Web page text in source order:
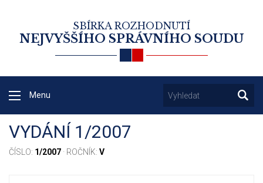
SBÍRKA ROZHODNUTÍ
NEJVYŠŠÍHO SPRÁVNÍHO SOUDU
Menu
VYDÁNÍ 1/2007
ČÍSLO: 1/2007 · ROČNÍK: V